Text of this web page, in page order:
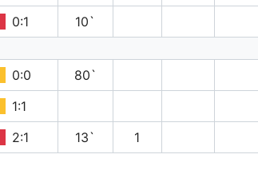
0:1 10`
0:0
80`
1:1
2:1 13` 1